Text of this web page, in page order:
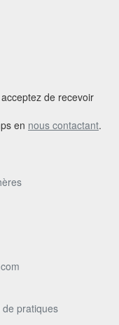
de recevoir
en nous contactant.
de pratiques